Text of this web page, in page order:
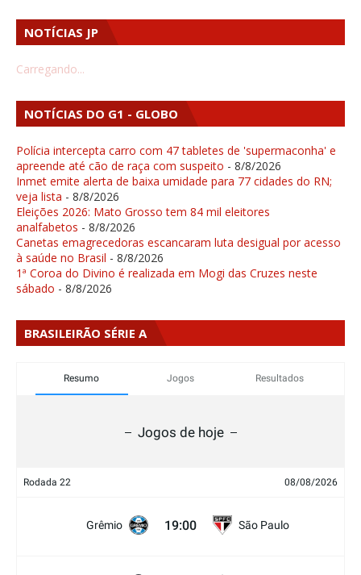
NOTÍCIAS JP
Carregando...
NOTÍCIAS DO G1 - GLOBO
Polícia intercepta carro com 47 tabletes de 'supermaconha' e
apreende até cão de raça com suspeito - 8/8/2026
Inmet emite alerta de baixa umidade para 77 cidades do RN;
veja lista - 8/8/2026
Eleições 2026: Mato Grosso tem 84 mil eleitores
analfabetos - 8/8/2026
Canetas emagrecedoras escancaram luta desigual por acesso
à saúde no Brasil - 8/8/2026
1ª Coroa do Divino é realizada em Mogi das Cruzes neste
sábado - 8/8/2026
BRASILEIRÃO SÉRIE A
Resumo Jogos Resultados
Jogos de hoje
Rodada 22 08/08/2026
Grêmio 19:00 São Paulo